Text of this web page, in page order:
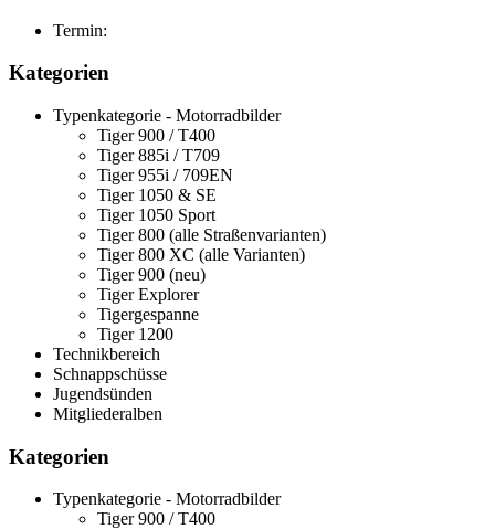
Termin:
Kategorien
Typenkategorie - Motorradbilder
Tiger 900 / T400
Tiger 885i / T709
Tiger 955i / 709EN
Tiger 1050 & SE
Tiger 1050 Sport
Tiger 800 (alle Straßenvarianten)
Tiger 800 XC (alle Varianten)
Tiger 900 (neu)
Tiger Explorer
Tigergespanne
Tiger 1200
Technikbereich
Schnappschüsse
Jugendsünden
Mitgliederalben
Kategorien
Typenkategorie - Motorradbilder
Tiger 900 / T400